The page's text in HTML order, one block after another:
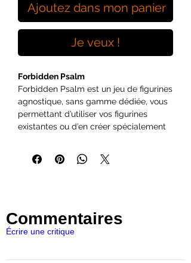
Ajoutez dans mon panier
Je veux !
Forbidden Psalm
Forbidden Psalm est un jeu de figurines
agnostique, sans gamme dédiée, vous
permettant d’utiliser vos figurines
existantes ou d’en créer spécialement
28mm, il s’adapte aussi aux échelles
proches (25mm ou 32mm).
fantasques de Vriprix à travers une
vingtaine de scénarios. Mais attention,
d’autres bandes rivales et des
Commentaires
Écrire une critique